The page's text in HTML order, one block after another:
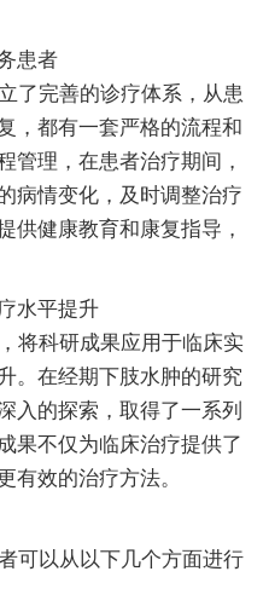
患者
了完善的诊疗体系，从患
，都有一套严格的流程和
管理，在患者治疗期间，
病情变化，及时调整治疗
供健康教育和康复指导，
水平提升
将科研成果应用于临床实
。在经期下肢水肿的研究
入的探索，取得了一系列
果不仅为临床治疗提供了
有效的治疗方法。
可以从以下几个方面进行